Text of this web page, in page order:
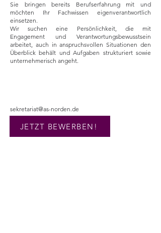
Sie bringen bereits Berufserfahrung mit und
möchten Ihr Fachwissen eigenverantwortlich
einsetzen.
Wir suchen eine Persönlichkeit, die mit
Engagement und Verantwortungsbewusstsein
arbeitet, auch in anspruchsvollen Situationen den
Überblick behält und Aufgaben strukturiert sowie
unternehmerisch angeht.
sekretariat@as-norden.de
JETZT BEWERBEN!